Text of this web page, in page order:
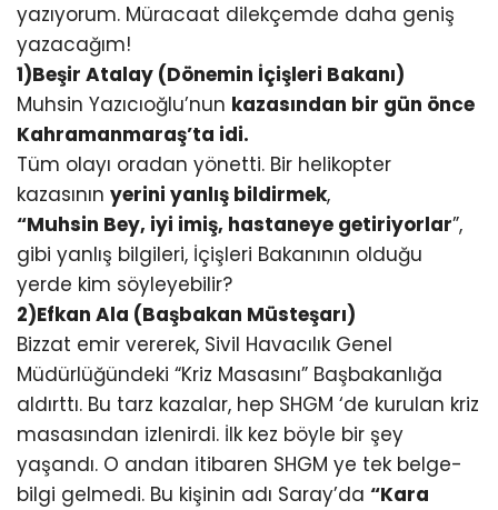
yazıyorum. Müracaat dilekçemde daha geniş
yazacağım!
1)Beşir Atalay (Dönemin İçişleri Bakanı)
Muhsin Yazıcıoğlu’nun kazasından bir gün önce
Kahramanmaraş’ta idi.
Tüm olayı oradan yönetti. Bir helikopter
kazasının yerini yanlış bildirmek,
“Muhsin Bey, iyi imiş, hastaneye getiriyorlar”,
gibi yanlış bilgileri, İçişleri Bakanının olduğu
yerde kim söyleyebilir?
2)Efkan Ala (Başbakan Müsteşarı)
Bizzat emir vererek, Sivil Havacılık Genel
Müdürlüğündeki “Kriz Masasını” Başbakanlığa
aldırttı. Bu tarz kazalar, hep SHGM ‘de kurulan kriz
masasından izlenirdi. İlk kez böyle bir şey
yaşandı. O andan itibaren SHGM ye tek belge-
bilgi gelmedi. Bu kişinin adı Saray’da “Kara